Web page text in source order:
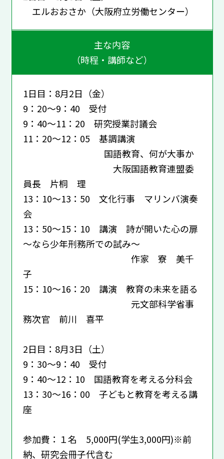
エルおおさか（大阪府立労働センター）
主な内容
（時程・講師など）
1日目：8月2日（金）
9：20～9：40 受付
9：40～11：20 研究授業討議会
11：20～12：05 基調講演
国語教育、何が大事か
大阪国語教育連盟委
員長 片桐 理
13：10～13：50 文化行事 マリンバ演奏
会
13：50～15：10 講演 詩が開いた心の扉
～なら少年刑務所での試み～
作家 寮 美千
子
15：10～16：20 講演 教育の未来を語る
元文部科学省事
務次官 前川 喜平
2日目：8月3日（土）
9：30～9：40 受付
9：40～12：10 国語教育を考える分科会
13：30～16：00 子どもと教育を考える講
座
参加費：１名 5,000円(学生3,000円)※前
納、研究会冊子代含む